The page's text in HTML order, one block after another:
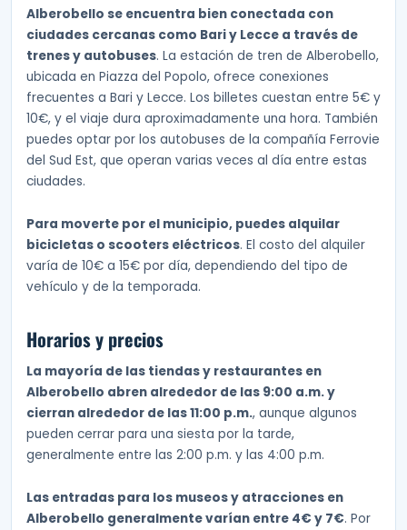
Alberobello se encuentra bien conectada con
ciudades cercanas como Bari y Lecce a través de
trenes y autobuses. La estación de tren de Alberobello,
ubicada en Piazza del Popolo, ofrece conexiones
frecuentes a Bari y Lecce. Los billetes cuestan entre 5€ y
10€, y el viaje dura aproximadamente una hora. También
puedes optar por los autobuses de la compañía Ferrovie
del Sud Est, que operan varias veces al día entre estas
ciudades.
Para moverte por el municipio, puedes alquilar
bicicletas o scooters eléctricos. El costo del alquiler
varía de 10€ a 15€ por día, dependiendo del tipo de
vehículo y de la temporada.
Horarios y precios
La mayoría de las tiendas y restaurantes en
Alberobello abren alrededor de las 9:00 a.m. y
cierran alrededor de las 11:00 p.m., aunque algunos
pueden cerrar para una siesta por la tarde,
generalmente entre las 2:00 p.m. y las 4:00 p.m.
Las entradas para los museos y atracciones en
Alberobello generalmente varían entre 4€ y 7€. Por